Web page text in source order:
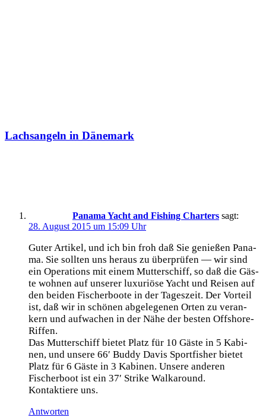
Lachsangeln in Dänemark
Panama Yacht and Fishing Charters sagt:
28. August 2015 um 15:09 Uhr
Guter Arti­kel, und ich bin froh daß Sie genie­ßen Pana­
ma. Sie soll­ten uns her­aus zu über­prü­fen — wir sind
ein Ope­ra­ti­ons mit einem Mut­ter­schiff, so daß die Gäs­
te woh­nen auf unse­rer luxu­riö­se Yacht und Rei­sen auf
den bei­den Fischer­boo­te in der Tages­zeit. Der Vor­teil
ist, daß wir in schö­nen abge­le­ge­nen Orten zu ver­an­
kern und auf­wa­chen in der Nähe der bes­ten Offshore-
Riffen.
Das Mut­ter­schiff bie­tet Platz für 10 Gäs­te in 5 Kabi­
nen, und unse­re 66′ Bud­dy Davis Sport­fi­sher bie­tet
Platz für 6 Gäs­te in 3 Kabi­nen. Unse­re ande­ren
Fischer­boot ist ein 37′ Strike Walkaround.
Kon­tak­tie­re uns.
Antworten